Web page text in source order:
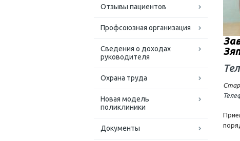
Отзывы пациентов
Профсоюзная организация
Сведения о доходах
руководителя
Охрана труда
Новая модель
поликлиники
Документы